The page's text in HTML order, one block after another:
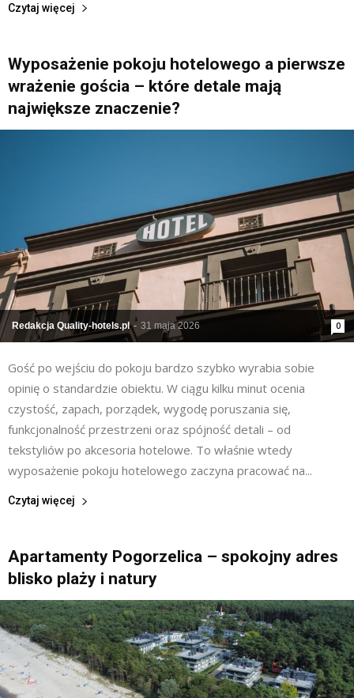
Czytaj więcej
Wyposażenie pokoju hotelowego a pierwsze
wrażenie gościa – które detale mają
największe znaczenie?
Redakcja Quality-hotels.pl - 31 maja 2026 0
Gość po wejściu do pokoju bardzo szybko wyrabia sobie
opinię o standardzie obiektu. W ciągu kilku minut ocenia
czystość, zapach, porządek, wygodę poruszania się,
funkcjonalność przestrzeni oraz spójność detali – od
tekstyliów po akcesoria hotelowe. To właśnie wtedy
wyposażenie pokoju hotelowego zaczyna pracować na...
Czytaj więcej
Apartamenty Pogorzelica – spokojny adres
blisko plaży i natury